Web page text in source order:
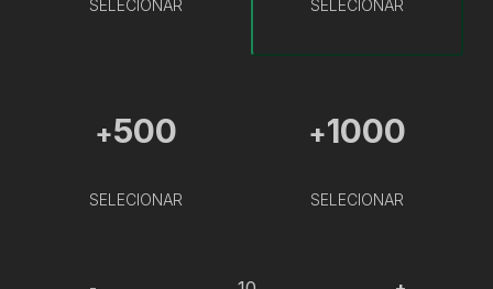
SELECIONAR SELECIONAR
+500
SELECIONAR
+1000
SELECIONAR